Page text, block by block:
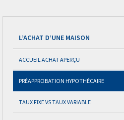
L’ACHAT D’UNE MAISON
ACCUEIL ACHAT APERÇU
PRÉAPPROBATION HYPOTHÉCAIRE
TAUX FIXE VS TAUX VARIABLE